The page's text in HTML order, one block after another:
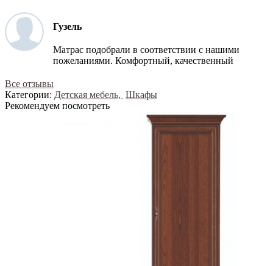
Гузель
Матрас подобрали в соответствии с нашими
пожеланиями. Комфортный, качественный
Все отзывы
Категории: Детская мебель, Шкафы
Рекомендуем посмотреть